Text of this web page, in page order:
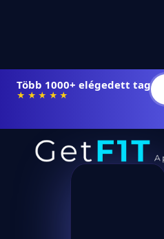
Több 1000+ elégedett tag
★★★★★